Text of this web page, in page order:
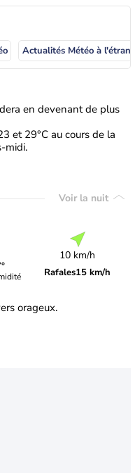
en devenant de plus
et 29°C au cours de la
midi.
Voir la nuit
10 km/h
Rafales15 km/h
orageux.